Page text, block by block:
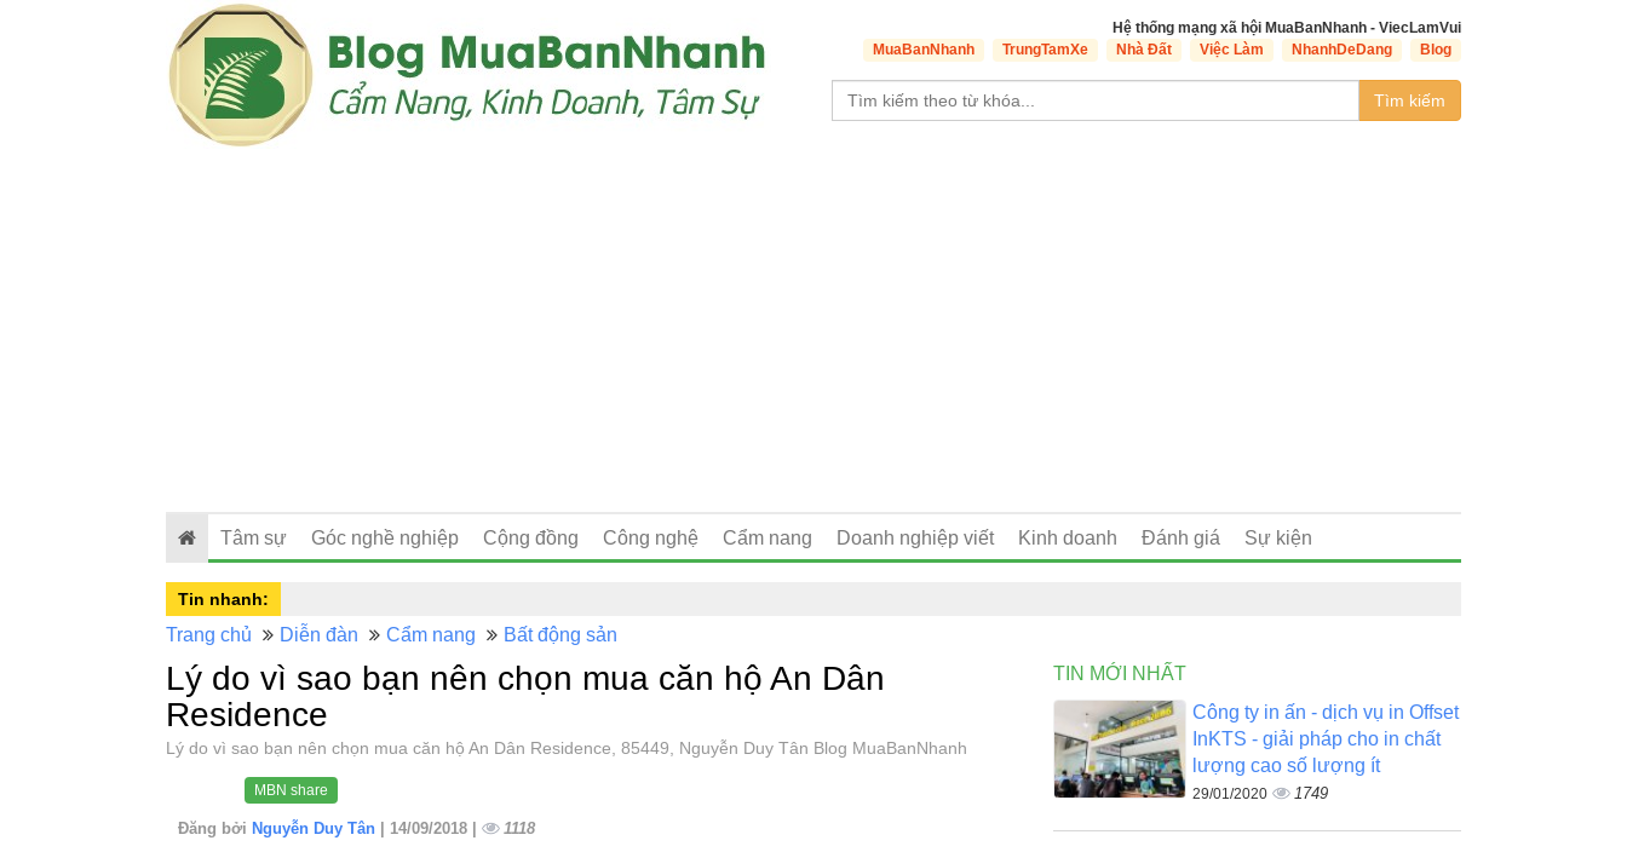
Hệ thống mạng xã hội MuaBanNhanh - ViecLamVui
MuaBanNhanh
TrungTamXe Nhà Đất Việc Làm NhanhDeDang Blog
Tìm kiếm
Tâm sự Góc nghề nghiệp Cộng đồng Công nghệ Cẩm nang Doanh nghiệp viết Kinh doanh Đánh giá Sự kiện
Tin nhanh:
Trang chủ Diễn đàn Cẩm nang Bất động sản
Lý do vì sao bạn nên chọn mua căn hộ An Dân
Residence
Lý do vì sao bạn nên chọn mua căn hộ An Dân Residence, 85449, Nguyễn Duy Tân Blog MuaBanNhanh
MBN share
Đăng bởi Nguyễn Duy Tân | 14/09/2018 | 1118
TIN MỚI NHẤT
Công ty in ấn - dịch vụ in Offset
InKTS - giải pháp cho in chất
lượng cao số lượng ít
29/01/2020 1749